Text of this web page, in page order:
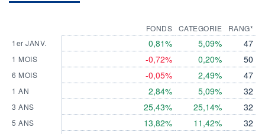
1er JANV.
1 MOIS
6 MOIS
1 AN
3 ANS
5 ANS
FONDS
0,81%
-0,72%
-0,05%
2,84%
25,43%
13,82%
CATEGORIE
5,09%
0,20%
2,49%
5,09%
25,14%
11,42%
RANG*
47
50
47
32
32
32